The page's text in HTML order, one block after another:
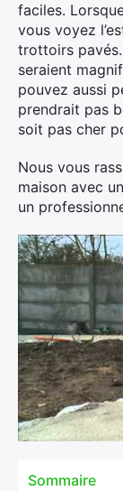
faciles.
vous voyez
trottoirs
seraient
pouvez aussi
prendrait pas
soit pas cher
Nous vous
maison avec
un
Sommaire